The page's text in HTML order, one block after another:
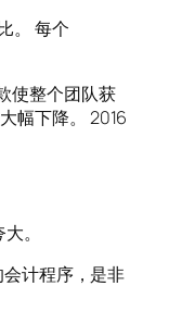
。 每个
使整个团队获
幅下降。 2016
。
计程序，是非